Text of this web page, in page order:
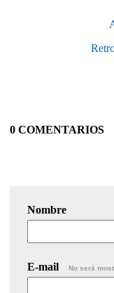
0 COMENTARIOS
Nombre
E-mail No será